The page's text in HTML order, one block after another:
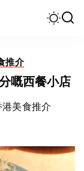
推介
嘅西餐小店
港美食推介